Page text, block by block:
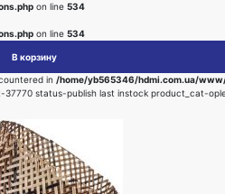
on line 534
on line 534
В корзину
in/home/yb565346/hdmi.com.ua/
status-publish last instock product_cat-